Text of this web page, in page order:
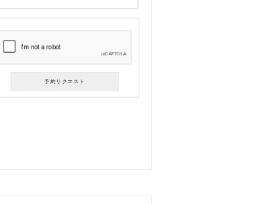
予約リクエスト